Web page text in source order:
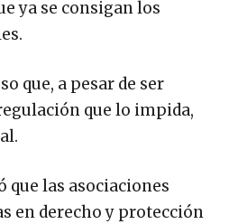
ya se consigan los
que, a pesar de ser
que lo impida,
que las asociaciones
en derecho y protección